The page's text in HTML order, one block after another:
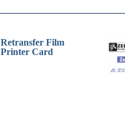
Retransfer Film
Printer Card